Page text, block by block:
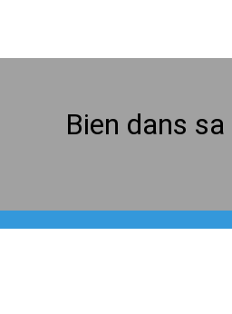
Bien dans